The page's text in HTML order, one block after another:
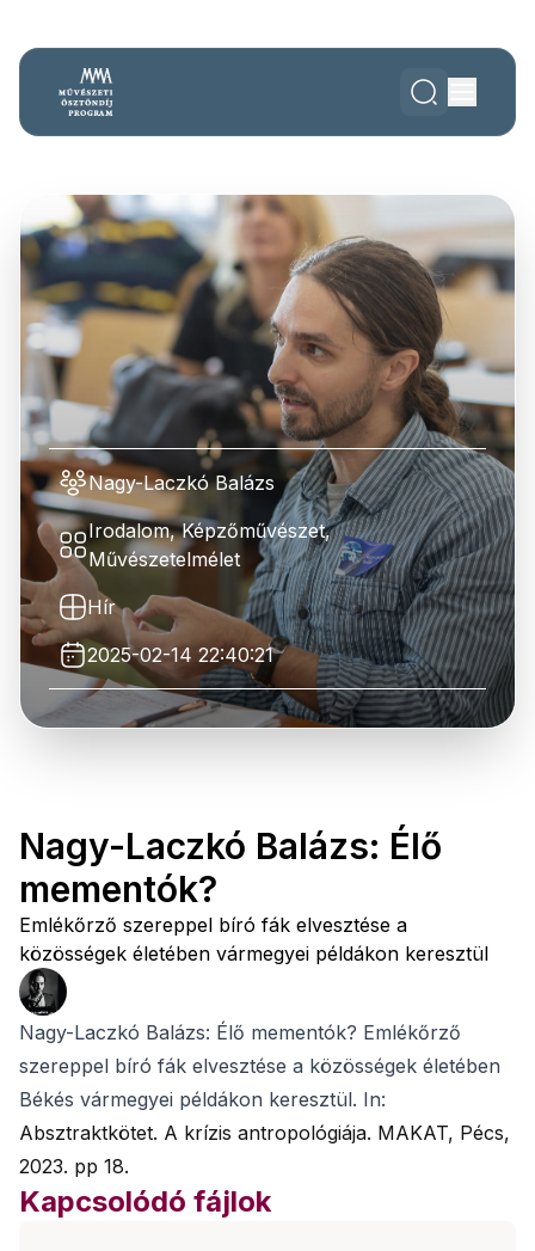
Nagy-Laczkó Balázs
Irodalom, Képzőművészet,
Művészetelmélet
Hír
2025-02-14 22:40:21
Nagy-Laczkó Balázs: Élő
mementók?
Emlékőrző szereppel bíró fák elvesztése a
közösségek életében vármegyei példákon keresztül
Nagy-Laczkó Balázs: Élő mementók? Emlékőrző
szereppel bíró fák elvesztése a közösségek életében
Békés vármegyei példákon keresztül. In:
Absztraktkötet. A krízis antropológiája. MAKAT, Pécs,
2023. pp 18.
Kapcsolódó fájlok